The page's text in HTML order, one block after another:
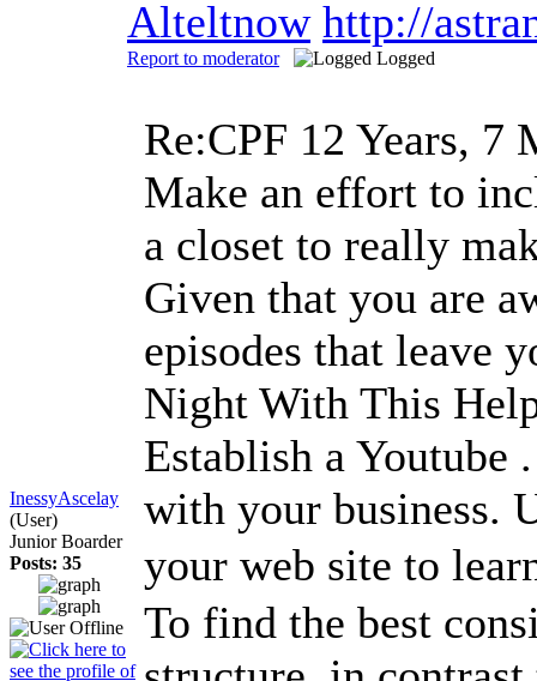
Alteltnow http://
Report to moderator Logged
InessyAscelay
(User)
Junior Boarder
Posts: 35
Re:CPF 12 Years, 7
Make an effort to
a closet to really
Given that you are
episodes that leave
Night With This
Establish a Youtube
with your business.
your web site to
To find the best